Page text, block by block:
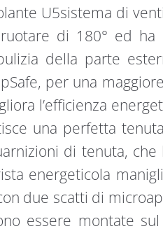
U5sistema di
di 180° ed ha
della parte
per una
l’efficienza
una perfetta
di tenuta,
energeticola
due scatti di
essere montate